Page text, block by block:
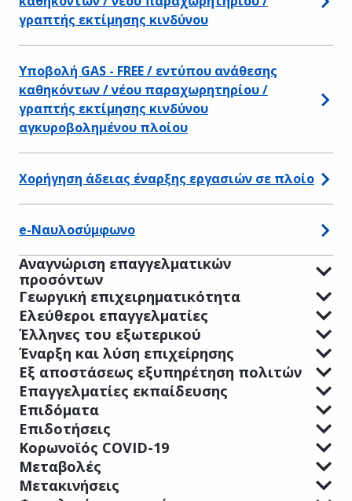
γραπτής εκτίμησης κινδύνου
Υποβολή GAS - FREE / εντύπου ανάθεσης
καθηκόντων / νέου παραχωρητηρίου /
γραπτής εκτίμησης κινδύνου
αγκυροβολημένου πλοίου
Χορήγηση άδειας έναρξης εργασιών σε πλοίο
e-Ναυλοσύμφωνο
Αναγνώριση επαγγελματικών
προσόντων
Γεωργική επιχειρηματικότητα
Ελεύθεροι επαγγελματίες
Έλληνες του εξωτερικού
Έναρξη και λύση επιχείρησης
Εξ αποστάσεως εξυπηρέτηση πολιτών
Επαγγελματίες εκπαίδευσης
Επιδόματα
Επιδοτήσεις
Κορωνοϊός COVID-19
Μεταβολές
Μετακινήσεις